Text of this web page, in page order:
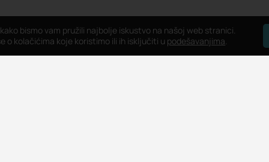
bismo vam pružili najbolje iskustvo na našoj web stranici.
o kolačićima koje koristimo ili ih isključiti u podešavanjima.